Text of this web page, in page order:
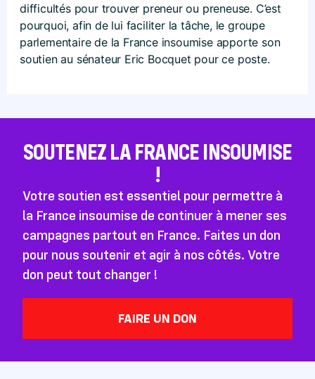
difficultés pour trouver preneur ou preneuse. C’est
pourquoi, afin de lui faciliter la tâche, le groupe
parlementaire de la France insoumise apporte son
soutien au sénateur Eric Bocquet pour ce poste.
SOUTENEZ LA FRANCE INSOUMISE
!
Votre soutien est essentiel pour permettre à
la France insoumise de continuer à mener ses
campagnes partout en France. Faites un don
pour nous soutenir et agir à nos côtés. Votre
don peut tout changer !
FAIRE UN DON